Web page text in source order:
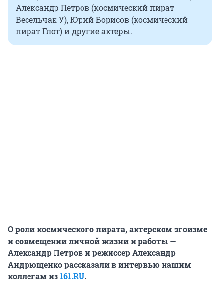
Александр Петров (космический пират
Весельчак У), Юрий Борисов (космический
пират Глот) и другие актеры.
О роли космического пирата, актерском эгоизме
и совмещении личной жизни и работы —
Александр Петров и режиссер Александр
Андрющенко рассказали в интервью нашим
коллегам из161.RU.